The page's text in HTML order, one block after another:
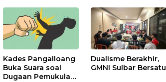
Harmoni Sosial
Kades Pangalloang
Buka Suara soal
Dugaan Pemukulan
Dualisme Berakhir,
GMNI Sulbar Bersatu